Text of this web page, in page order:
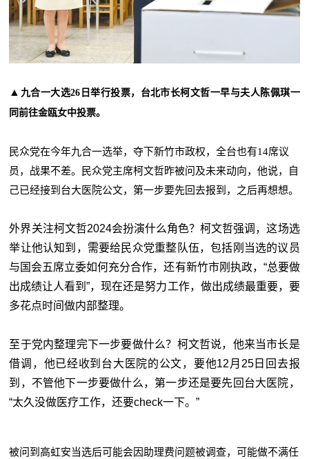
▲ 九合一大选26日举行投票，台北市长柯文哲一早与夫人陈佩琪一
同前往金瓯女中投票。
民众党在今年九合一选举，夺下新竹市政权，全台也有14席议
员，战果不差。民众党主席柯文哲昨被问及未来动向，他说，自
己已经接到台大医院公文，第一步要先回去报到，之后再想想。
外界关注柯文哲2024会扮演什么角色？柯文哲强调，这场选
举让他认知到，需要给民众党重整队伍，包括刚当选的议员
与国会五席立委如何充分合作，还有新竹市刚执政，“总要做
出成绩让人看到”，现在还是努力工作，做出成绩最重要，要
多花点时间做内部整理。
至于党内整理完下一步要做什么？柯文哲说，他来当市长是
借调，他已经收到台大医院的公文，要他12月25日回去报
到，不管他下一步要做什么，第一步还是要先回台大医院，
“太久没做医疗工作，还要check一下。”
被问到高虹安当选后可能会因助理费问题被调查，可能做不满任